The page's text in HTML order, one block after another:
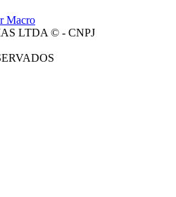
Macro
LTDA © - CNPJ